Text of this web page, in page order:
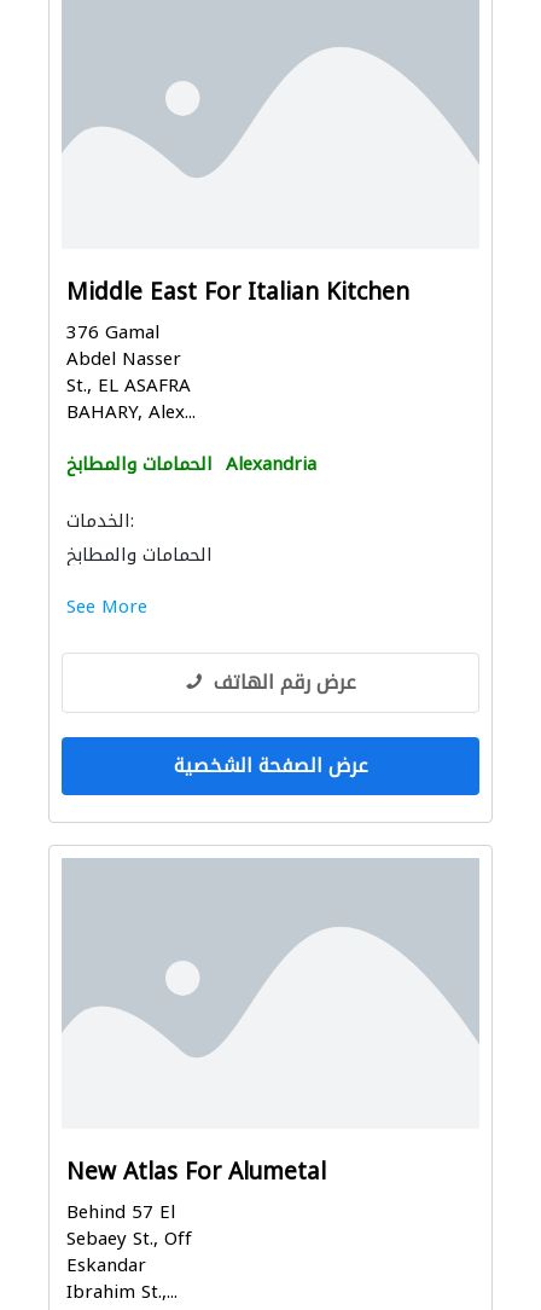
Middle East For Italian Kitchen
376 Gamal
Abdel Nasser
St., EL ASAFRA
BAHARY, Alex...
الحمامات والمطابخ Alexandria
الخدمات:
الحمامات والمطابخ
See More
عرض رقم الهاتف
عرض الصفحة الشخصية
New Atlas For Alumetal
Behind 57 El
Sebaey St., Off
Eskandar
Ibrahim St.,...